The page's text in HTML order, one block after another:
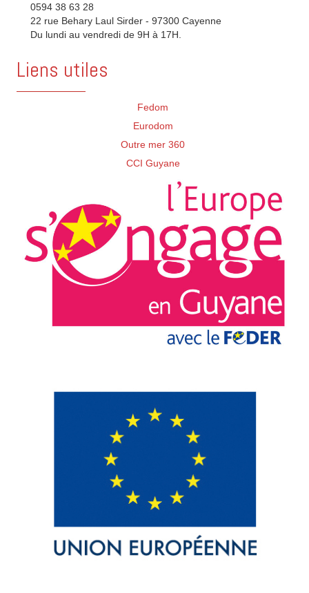
0594 38 63 28
22 rue Behary Laul Sirder - 97300 Cayenne
Du lundi au vendredi de 9H à 17H.
Liens utiles
Fedom
Eurodom
Outre mer 360
CCI Guyane